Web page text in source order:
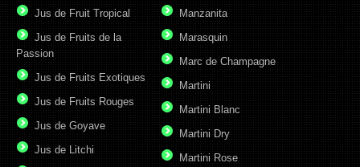
Jus de Fruit Tropical
Jus de Fruits de la
Passion
Jus de Fruits Exotiques
Jus de Fruits Rouges
Jus de Goyave
Jus de Litchi
Manzanita
Marasquin
Marc de Champagne
Martini
Martini Blanc
Martini Dry
Martini Rose